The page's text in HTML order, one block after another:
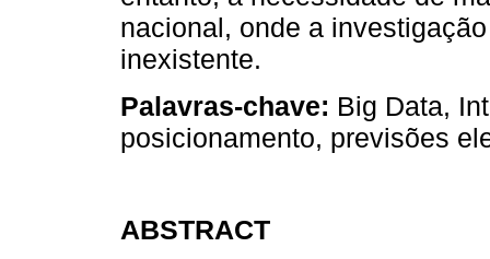
nacional, onde a
inexistente.
Palavras-chave: Big Data,
posicionamento, previsões
ABSTRACT